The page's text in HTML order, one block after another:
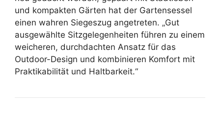
und kompakten Gärten hat der Gartensessel
einen wahren Siegeszug angetreten. „Gut
ausgewählte Sitzgelegenheiten führen zu einem
weicheren, durchdachten Ansatz für das
Outdoor-Design und kombinieren Komfort mit
Praktikabilität und Haltbarkeit.“